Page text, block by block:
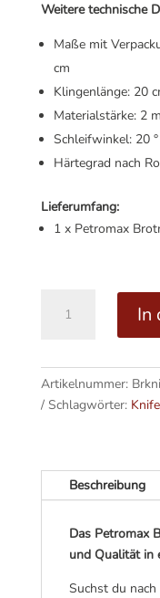
Weitere technische
Maße mit
cm
Klingenlänge: 20
Materialstärke: 2
Schleifwinkel: 20 °
Härtegrad nach
Lieferumfang:
1 x Petromax
In
Artikelnummer:
Schlagwörter: Knife
Beschreibung
Das Petromax
und Qualität in
Suchst du